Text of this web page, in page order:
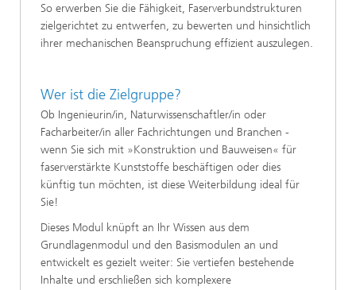
So erwerben Sie die Fähigkeit, Faserverbundstrukturen
zielgerichtet zu entwerfen, zu bewerten und hinsichtlich
ihrer mechanischen Beanspruchung effizient auszulegen.
Wer ist die Zielgruppe?
Ob Ingenieurin/in, Naturwissenschaftler/in oder
Facharbeiter/in aller Fachrichtungen und Branchen -
wenn Sie sich mit »Konstruktion und Bauweisen« für
faserverstärkte Kunststoffe beschäftigen oder dies
künftig tun möchten, ist diese Weiterbildung ideal für
Sie!
Dieses Modul knüpft an Ihr Wissen aus dem
Grundlagenmodul und den Basismodulen an und
entwickelt es gezielt weiter: Sie vertiefen bestehende
Inhalte und erschließen sich komplexere